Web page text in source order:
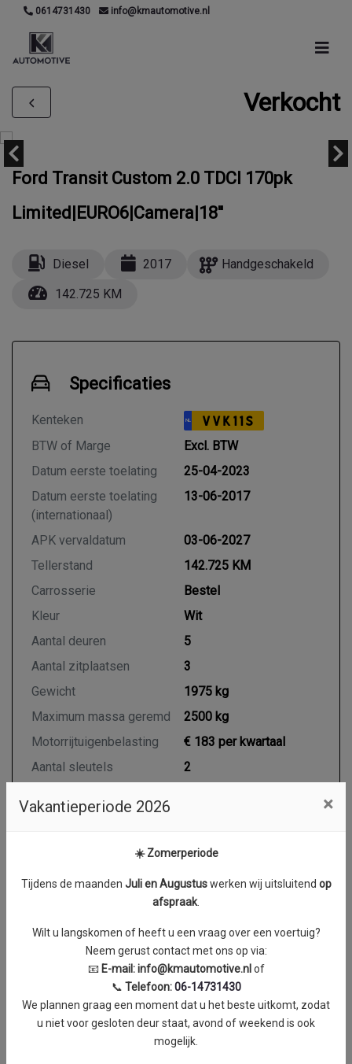
0614731430 info@kmautomotive.nl
Verkocht
Ford Transit Custom 2.0 TDCI 170pk
Limited|EURO6|Camera|18''
Diesel 2017
Handgeschakeld
142.725 KM
Specificaties
Kenteken NL VVK11S
BTW of Marge
Excl. BTW
Datum eerste toelating
25-04-2023
Datum eerste toelating
(internationaal)
13-06-2017
APK vervaldatum
03-06-2027
Tellerstand
142.725 KM
Carrosserie
Bestel
Kleur
Wit
Aantal deuren
5
Aantal zitplaatsen
3
Gewicht
1975 kg
Maximum massa geremd
2500 kg
Motorrijtuigenbelasting
€ 183 per kwartaal
Aantal sleutels
2
Transmissie
Handgeschakeld
Cilinderinhoud
1995 cc
125 kW / 170 PK
0 Nm
Gemiddeld verbruik
6.4 l/100km
Vakantieperiode 2026 ×
☀️ Zomerperiode
Tijdens de maanden Juli en Augustuswerken wij uitsluitend op
afspraak.
Wilt u langskomen of heeft u een vraag over een voertuig?
Neem gerust contact met ons op via:
📧 E-mail:info@kmautomotive.nlof
📞 Telefoon:06-14731430
We plannen graag een moment dat u het beste uitkomt, zodat
u niet voor gesloten deur staat, avond of weekend is ook
mogelijk.